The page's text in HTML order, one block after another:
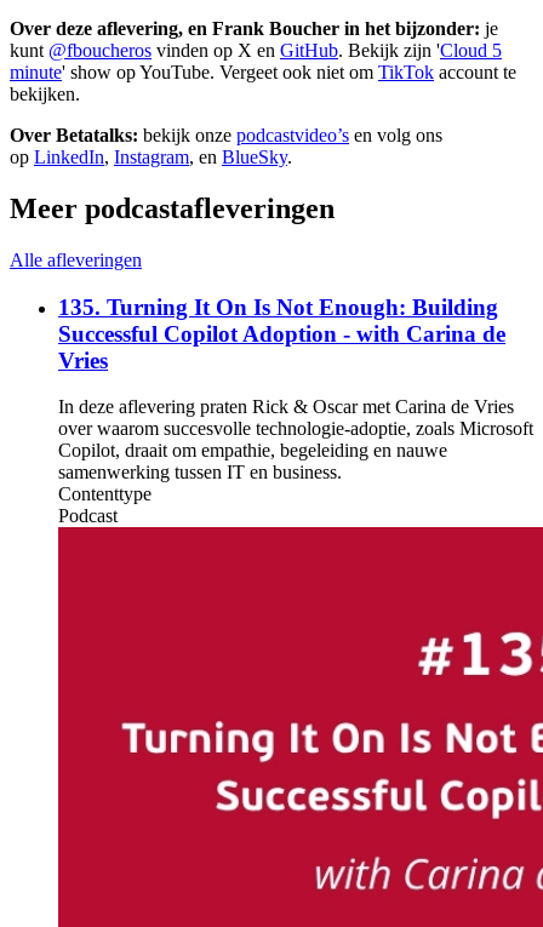
Over deze aflevering, en Frank Boucher in het bijzonder: je
kunt @fboucheros vinden op X en GitHub. Bekijk zijn 'Cloud 5
minute' show op YouTube. Vergeet ook niet om TikTok account te
bekijken.
Over Betatalks: bekijk onze podcastvideo’s en volg ons
op LinkedIn, Instagram, en BlueSky.
Meer podcastafleveringen
Alle afleveringen
135. Turning It On Is Not Enough: Building
Successful Copilot Adoption - with Carina de
Vries
In deze aflevering praten Rick & Oscar met Carina de Vries
over waarom succesvolle technologie-adoptie, zoals Microsoft
Copilot, draait om empathie, begeleiding en nauwe
samenwerking tussen IT en business.
Contenttype
Podcast